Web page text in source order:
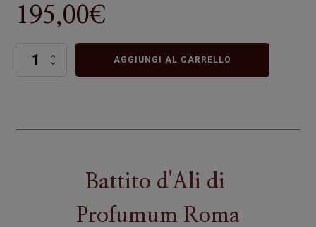
195,00€
Battito
AGGIUNGI AL CARRELLO
Battito d'Ali di
Profumum Roma